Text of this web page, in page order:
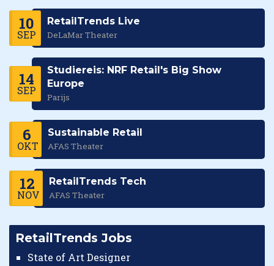
10
SEP
RetailTrends Live
DeLaMar Theater
14
SEP
Studiereis: NRF Retail's Big Show
Europe
Parijs
6
OKT
Sustainable Retail
AFAS Theater
12
NOV
RetailTrends Tech
AFAS Theater
RetailTrends Jobs
State of Art Designer